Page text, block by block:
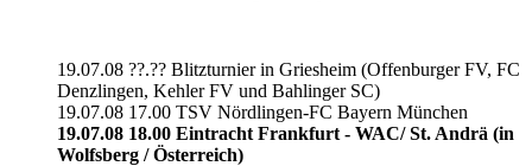
19.07.08 ??.?? Blitzturnier in Griesheim (Offenburger FV, FC
Denzlingen, Kehler FV und Bahlinger SC)
19.07.08 17.00 TSV Nördlingen-FC Bayern München
19.07.08 18.00 Eintracht Frankfurt - WAC/ St. Andrä (in
Wolfsberg / Österreich)